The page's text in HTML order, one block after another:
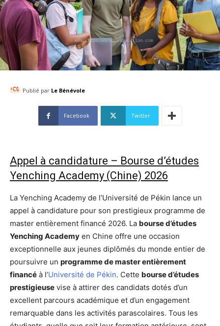
Publié par Le Bénévole
Facebook Twitter
Appel à candidature – Bourse d’études
Yenching Academy (Chine) 2026
La Yenching Academy de l’Université de Pékin lance un
appel à candidature pour son prestigieux programme de
master entièrement financé 2026. La bourse d’études
Yenching Academy en Chine offre une occasion
exceptionnelle aux jeunes diplômés du monde entier de
poursuivre un programme de master entièrement
financé à l’Université de Pékin. Cette bourse d’études
prestigieuse vise à attirer des candidats dotés d’un
excellent parcours académique et d’un engagement
remarquable dans les activités parascolaires. Tous les